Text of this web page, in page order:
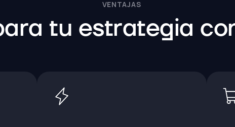
VENTAJAS
tu estrategia